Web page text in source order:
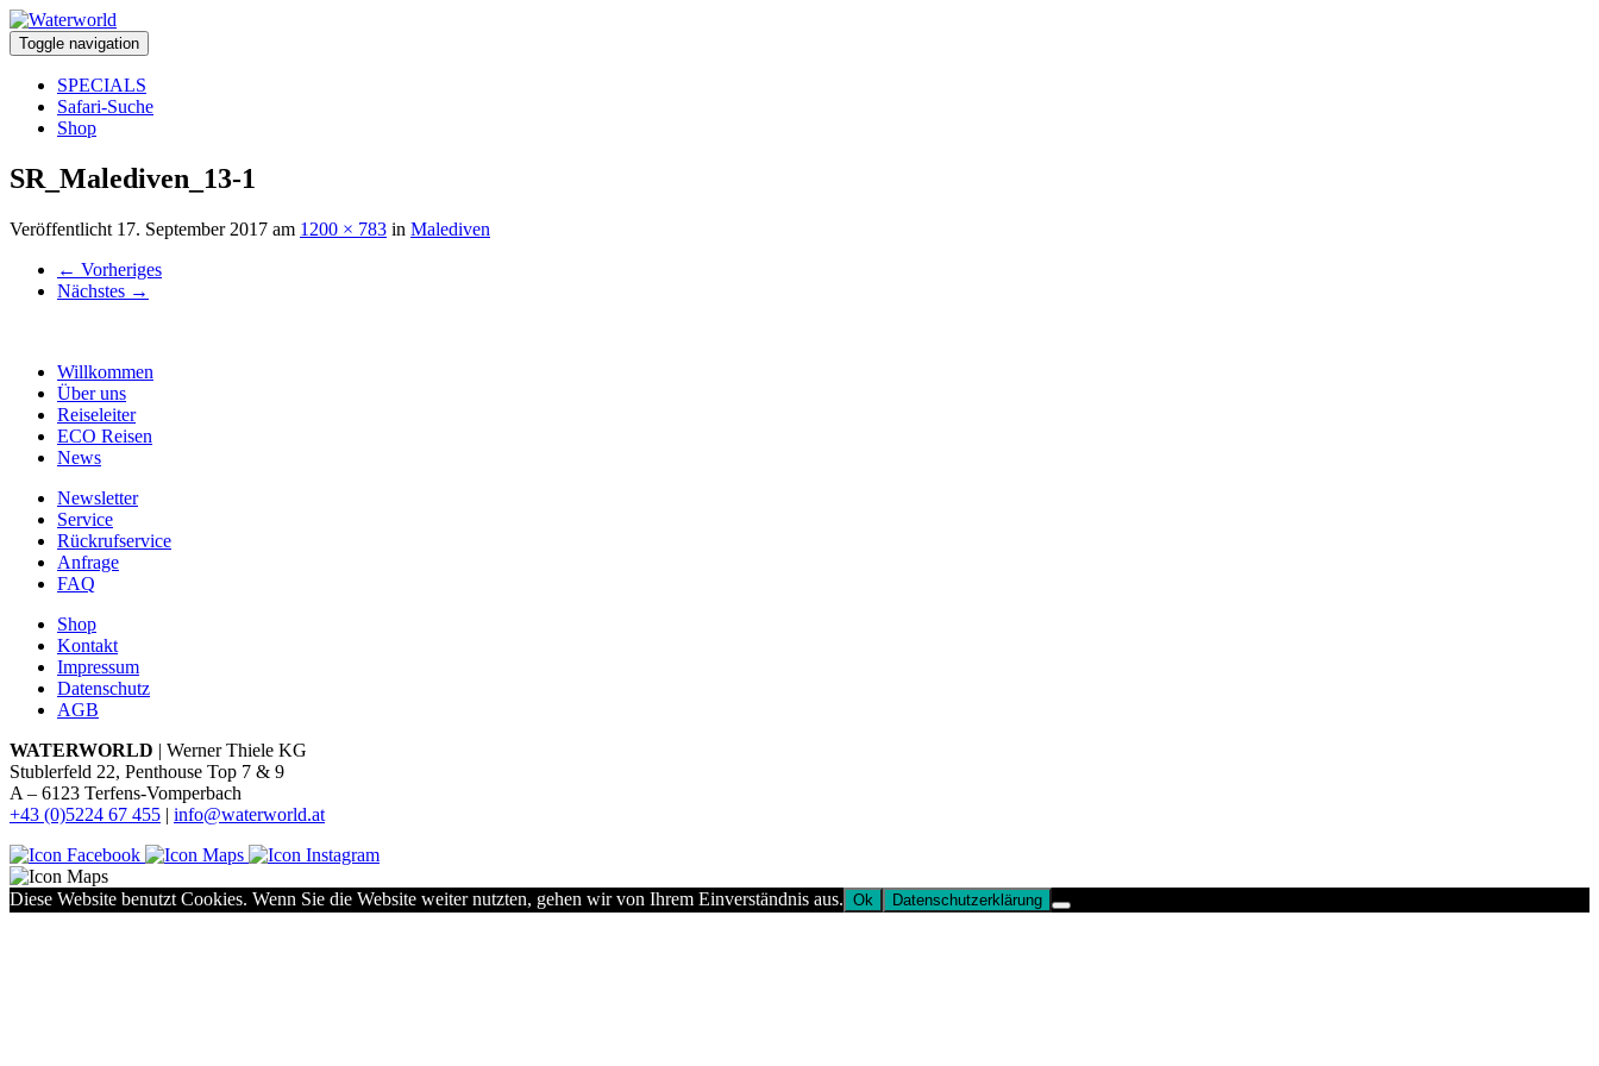
Toggle navigation
SPECIALS
Safari-Suche
Shop
SR_Malediven_13-1
Veröffentlicht 17. September 2017 am 1200 × 783 in Malediven
← Vorheriges
Nächstes →
Willkommen
Über uns
Reiseleiter
ECO Reisen
News
Newsletter
Service
Rückrufservice
Anfrage
FAQ
Shop
Kontakt
Impressum
Datenschutz
AGB
WATERWORLD | Werner Thiele KG
Stublerfeld 22, Penthouse Top 7 & 9
A – 6123 Terfens-Vomperbach
+43 (0)5224 67 455 | info@waterworld.at
Diese Website benutzt Cookies. Wenn Sie die Website weiter nutzten, gehen wir von Ihrem Einverständnis aus. Ok Datenschutzerklärung